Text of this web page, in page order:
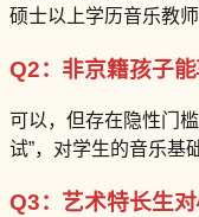
硕士以上学历音乐教
Q2：非京籍孩子
可以，但存在隐性门
试”，对学生的音乐基
Q3：艺术特长生对